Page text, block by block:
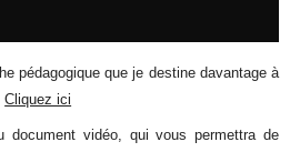
pédagogique que je destine davantage à
Cliquez ici
document vidéo, qui vous permettra de